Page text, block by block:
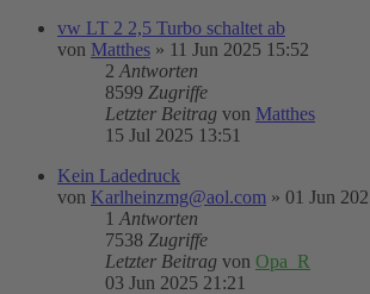
vw LT 2 2,5 Turbo schaltet ab
von Matthes » 11 Jun 2025 15:52
2 Antworten
8599 Zugriffe
Letzter Beitrag von Matthes
15 Jul 2025 13:51
Kein Ladedruck
von Karlheinzmg@aol.com » 01 Jun
1 Antworten
7538 Zugriffe
Letzter Beitrag von Opa_R
03 Jun 2025 21:21